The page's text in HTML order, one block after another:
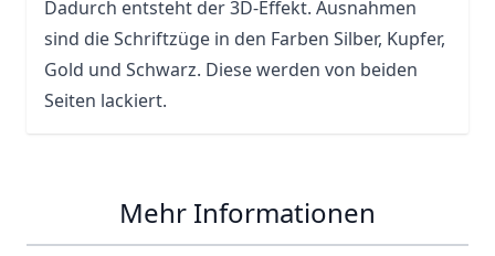
Dadurch entsteht der 3D-Effekt. Ausnahmen
sind die Schriftzüge in den Farben Silber, Kupfer,
Gold und Schwarz. Diese werden von beiden
Seiten lackiert.
Mehr Informationen